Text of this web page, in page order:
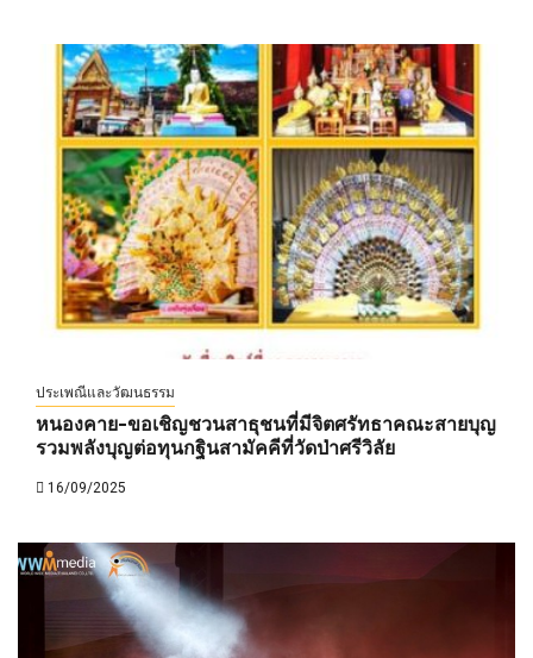
ประเพณีและวัฒนธรรม
หนองคาย-ขอเชิญชวนสาธุชนที่มีจิตศรัทธาคณะสายบุญ
รวมพลังบุญต่อทุนกฐินสามัคคีที่วัดป่าศรีวิลัย
16/09/2025